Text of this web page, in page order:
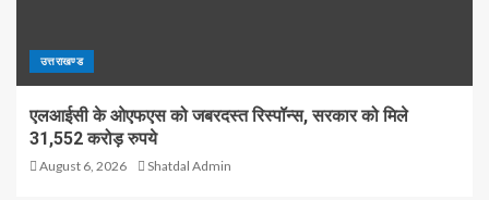
उत्तराखण्ड
एलआईसी के ओएफएस को जबरदस्त रिस्पॉन्स, सरकार को मिले
31,552 करोड़ रुपये
August 6, 2026 Shatdal Admin